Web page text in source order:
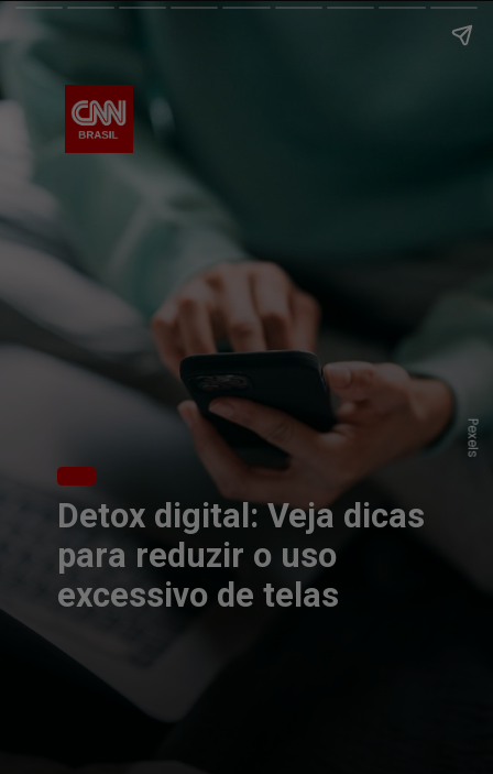
Detox digital: Veja dicas
para reduzir o uso
excessivo de telas
Pexels